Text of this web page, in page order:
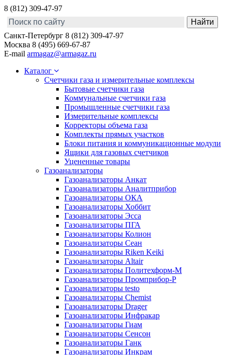
8 (812) 309-47-97
Санкт-Петербург 8 (812) 309-47-97
Москва 8 (495) 669-67-87
E-mail armagaz@armagaz.ru
Каталог
Счетчики газа и измерительные комплексы
Бытовые счетчики газа
Коммунальные счетчики газа
Промышленные счетчики газа
Измерительные комплексы
Корректоры объема газа
Комплекты прямых участков
Блоки питания и коммуникационные модули
Ящики для газовых счетчиков
Уцененные товары
Газоанализаторы
Газоанализаторы Анкат
Газоанализаторы Аналитприбор
Газоанализаторы ОКА
Газоанализаторы Хоббит
Газоанализаторы Эсса
Газоанализаторы ПГА
Газоанализаторы Колион
Газоанализаторы Сеан
Газоанализаторы Riken Keiki
Газоанализаторы Altair
Газоанализаторы Политехформ-М
Газоанализаторы Промприбор-Р
Газоанализаторы testo
Газоанализаторы Chemist
Газоанализаторы Drager
Газоанализаторы Инфракар
Газоанализаторы Гиам
Газоанализаторы Сенсон
Газоанализаторы Ганк
Газоанализаторы Инкрам